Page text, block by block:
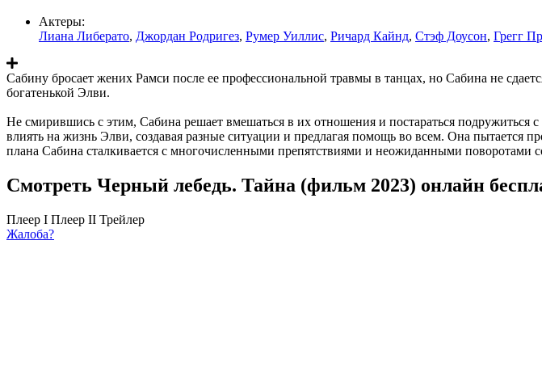
Актеры:
Лиана Либерато, Джордан Родригез, Румер Уиллис, Ричард Кайнд, Стэф Доусон, Грегг
Сабину бросает жених Рамси после ее профессиональной травмы в танцах, но Сабина не
богатенькой Элви.
Не смирившись с этим, Сабина решает вмешаться в их отношения и постараться подружиться
влиять на жизнь Элви, создавая разные ситуации и предлагая помощь во всем. Она пытается
плана Сабина сталкивается с многочисленными препятствиями и неожиданными поворотами
Смотреть Черный лебедь. Тайна (фильм 2023) онлайн
Плеер I Плеер II Трейлер
Жалоба?